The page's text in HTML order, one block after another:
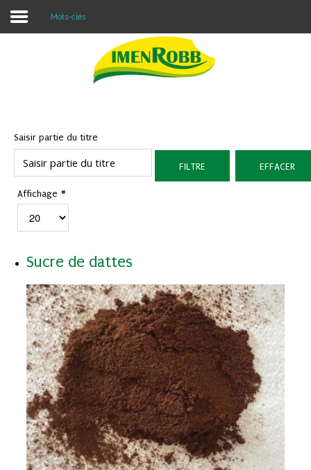
Contacter Nous
Blog
Mots-clés
Saisir partie du titre
FILTRE EFFACER
Affichage #
Sucre de dattes